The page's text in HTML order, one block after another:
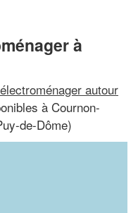
à
autour
à Cournon-
de-Dôme)